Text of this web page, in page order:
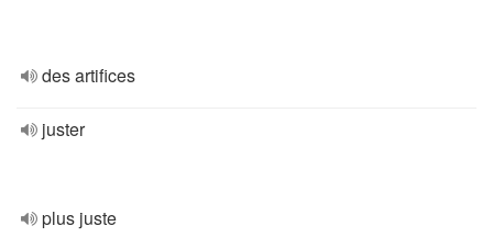
des artifices
juster
plus juste